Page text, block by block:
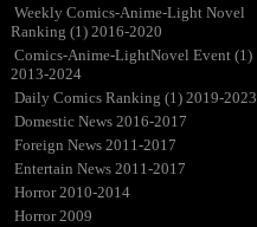
Weekly Comics-Anime-Light Novel
Ranking (1) 2016-2020
Comics-Anime-LightNovel Event (1)
2013-2024
Daily Comics Ranking (1) 2019-2023
Domestic News 2016-2017
Foreign News 2011-2017
Entertain News 2011-2017
Horror 2010-2014
Horror 2009